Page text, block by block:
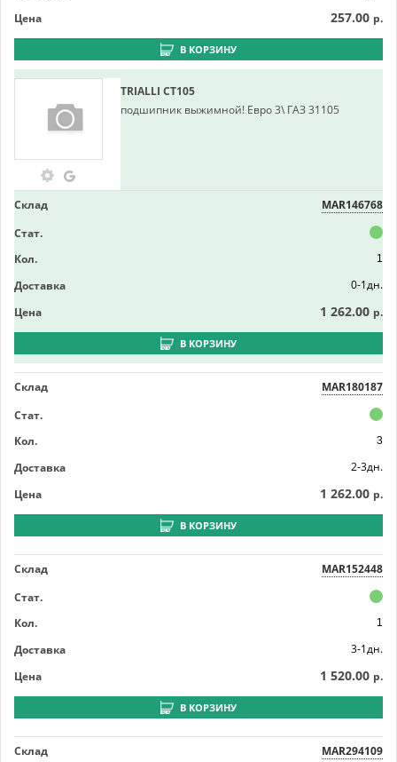
Цена
257.00 р.
В КОРЗИНУ
TRIALLI CT105
подшипник выжимной! Евро 3\ ГАЗ 31105
Склад
MAR146768
Стат.
Кол.
1
Доставка
0-1дн.
Цена
1 262.00 р.
В КОРЗИНУ
Склад
MAR180187
Стат.
Кол.
3
Доставка
2-3дн.
Цена
1 262.00 р.
В КОРЗИНУ
Склад
MAR152448
Стат.
Кол.
1
Доставка
3-1дн.
Цена
1 520.00 р.
В КОРЗИНУ
Склад MAR294109